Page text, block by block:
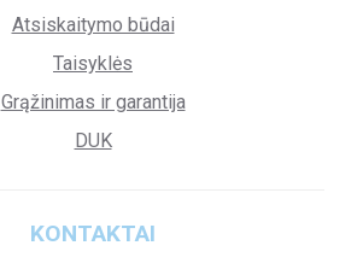
Atsiskaitymo būdai
Taisyklės
Grąžinimas ir garantija
DUK
KONTAKTAI